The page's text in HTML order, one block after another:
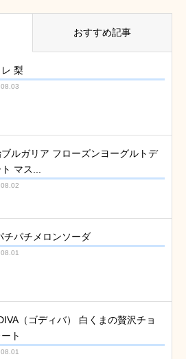
おすすめ記事
梨
ブルガリア フローズンヨーグルトデ
マス...
チパチメロンソーダ
（ゴディバ） 白くまの贅沢チョ
ト